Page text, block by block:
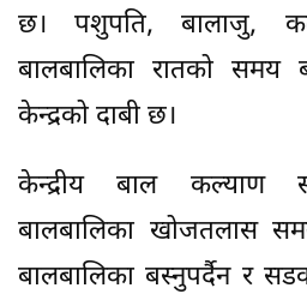
छ। पशुपति, बालाजु,
बालबालिका रातको समय
केन्द्रको दाबी छ।
केन्द्रीय बाल कल्याण
बालबालिका खोजतलास
बालबालिका बस्नुपर्दैन र